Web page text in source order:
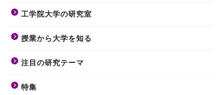
工学院大学の研究室
授業から大学を知る
注目の研究テーマ
特集